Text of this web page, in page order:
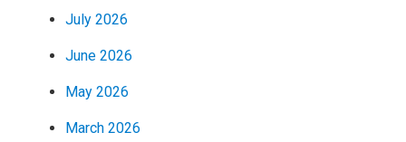
July 2026
June 2026
May 2026
March 2026